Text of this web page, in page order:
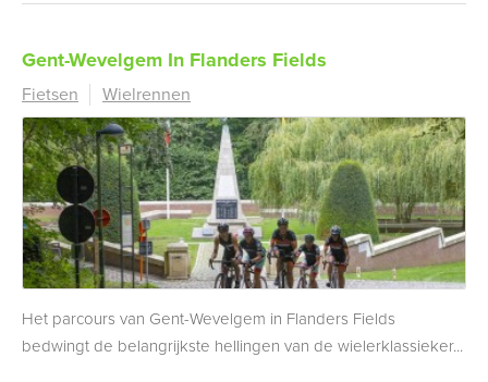
Gent-Wevelgem In Flanders Fields
Fietsen Wielrennen
Het parcours van Gent-Wevelgem in Flanders Fields
bedwingt de belangrijkste hellingen van de wielerklassieker...